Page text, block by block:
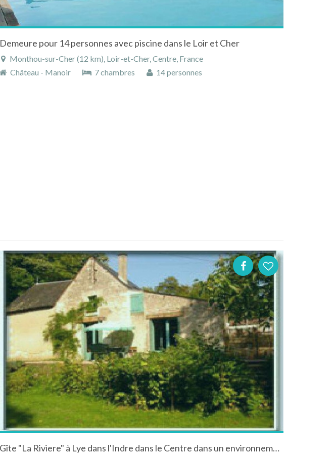
Demeure pour 14 personnes avec piscine dans le Loir et Cher
Monthou-sur-Cher (12 km), Loir-et-Cher, Centre, France
Château - Manoir
7 chambres 14 personnes
Gîte "La Riviere" à Lye dans l'Indre dans le Centre dans un environnement exceptionnel